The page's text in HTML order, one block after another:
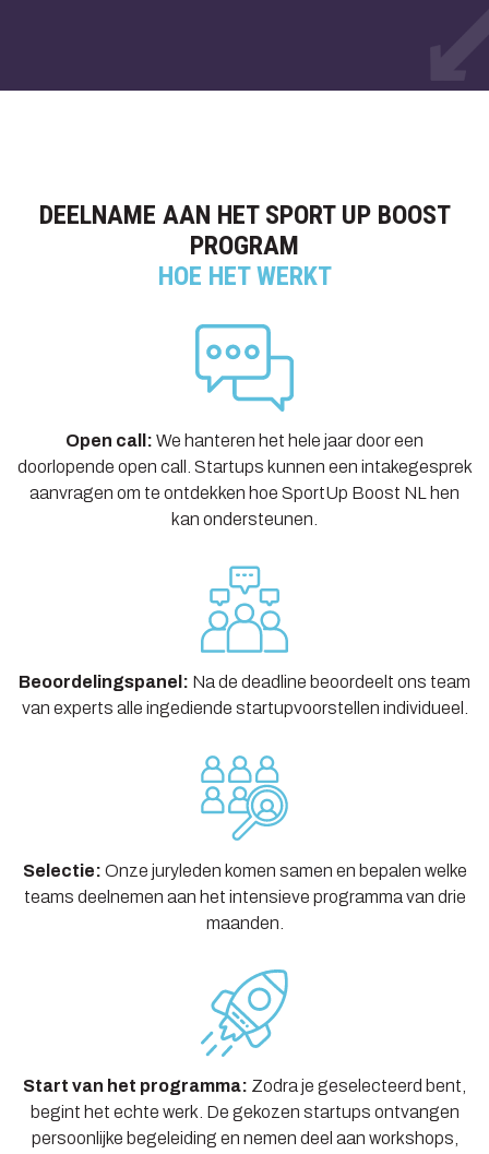
DEELNAME AAN HET SPORT UP BOOST
PROGRAM
HOE HET WERKT
Open call: We hanteren het hele jaar door een
doorlopende open call. Startups kunnen een intakegesprek
aanvragen om te ontdekken hoe SportUp Boost NL hen
kan ondersteunen.
Beoordelingspanel: Na de deadline beoordeelt ons team
van experts alle ingediende startupvoorstellen individueel.
Selectie: Onze juryleden komen samen en bepalen welke
teams deelnemen aan het intensieve programma van drie
maanden.
Start van het programma: Zodra je geselecteerd bent,
begint het echte werk. De gekozen startups ontvangen
persoonlijke begeleiding en nemen deel aan workshops,